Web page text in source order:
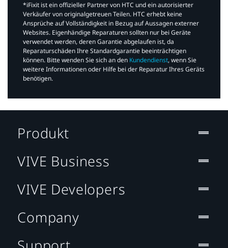
*iFixit ist ein offizieller Partner von HTC und ein autorisierter
Verkäufer von originalgetreuen Teilen. HTC erhebt keine
Ansprüche auf Vollständigkeit in Bezug auf Aussagen externer
Websites. Eigenhändige Reparaturen sollten nur bei Geräte
verwendet werden, deren Garantie abgelaufen ist, da
Reparaturschäden Ihre Standardgarantie beeinträchtigen
können. Bitte wenden Sie sich an den Kundendienst, wenn Sie
weitere Informationen oder Hilfe bei der Reparatur Ihres Geräts
benötigen.​
Produkt
VIVE Business
VIVE Developers
Company